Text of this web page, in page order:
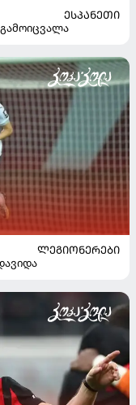
ᲔᲡᲞᲐᲜᲔᲗᲘ
ᲚᲔᲒᲘᲝᲜᲔᲠᲔᲑᲘ